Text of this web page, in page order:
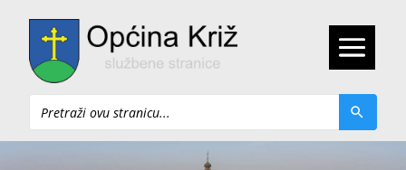
Pretraži